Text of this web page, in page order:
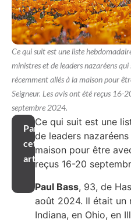
Ce qui suit est une liste
ministres et de leaders nazaréens qui
récemment allés à la maison pour
Seigneur. Les avis ont été reçus 16-
septembre 2024.
Partager
cet
article
Ce qui suit est une
de leaders
maison pour être
reçus 16-20
Paul Bass, 93, de
août 2024. Il était un
Indiana, en Ohio, en